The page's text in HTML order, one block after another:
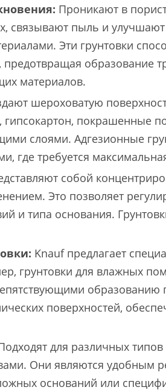
Проникают в
связывают пыль и
Эти грунтовки
образование
материалов.
шероховатую
покрашенные
слоями. Адгезионные
где требуется
собой
Это позволяет
и типа основания.
Knauf предлагает
грунтовки для влажных
образованию
поверхностей,
для различных
Они являются удобным
оснований или